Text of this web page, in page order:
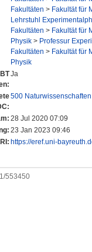
Fakultäten > Fakultät für
Lehrstuhl
Fakultäten > Fakultät für
Physik > Professur
Fakultäten > Fakultät für
Physik
Ja
500
28 Jul 2020 07:09
23 Jan 2023 09:46
https://eref.uni-
553450